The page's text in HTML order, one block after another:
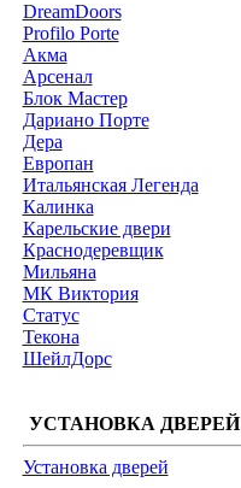
DreamDoors
Profilo Porte
Акма
Арсенал
Блок Мастер
Дариано Порте
Дера
Европан
Итальянская Легенда
Калинка
Карельские двери
Краснодеревщик
Мильяна
МК Виктория
Статус
Текона
ШейлДорс
УСТАНОВКА ДВЕРЕЙ
Установка дверей